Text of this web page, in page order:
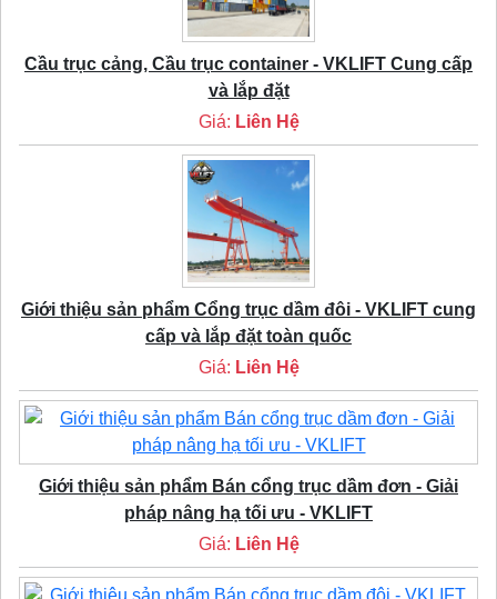
Cầu trục cảng, Cầu trục container - VKLIFT Cung cấp
và lắp đặt
Giá: Liên Hệ
Giới thiệu sản phẩm Cổng trục dầm đôi - VKLIFT cung
cấp và lắp đặt toàn quốc
Giá: Liên Hệ
Giới thiệu sản phẩm Bán cổng trục dầm đơn - Giải
pháp nâng hạ tối ưu - VKLIFT
Giá: Liên Hệ